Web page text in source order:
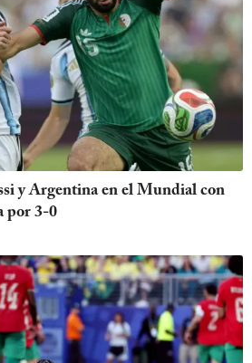
y Argentina en el Mundial con
por 3-0